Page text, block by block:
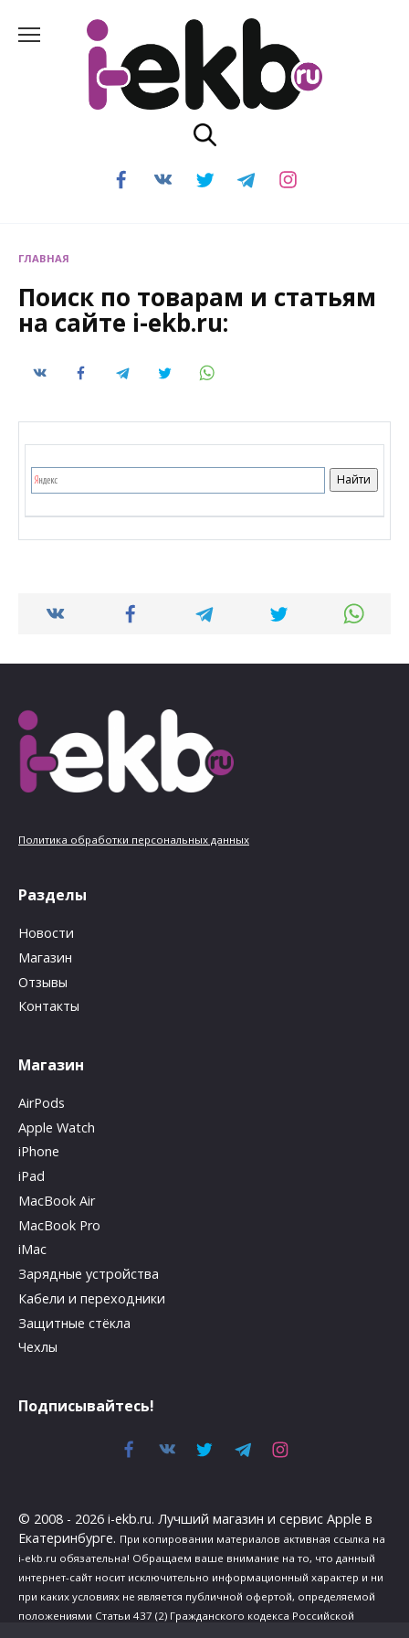
содержанию
ГЛАВНАЯ
Поиск по товарам и статьям
на сайте i-ekb.ru:
Политика обработки персональных данных
Разделы
Новости
Магазин
Отзывы
Контакты
Магазин
AirPods
Apple Watch
iPhone
iPad
MacBook Air
MacBook Pro
iMac
Зарядные устройства
Кабели и переходники
Защитные стёкла
Чехлы
Подписывайтесь!
© 2008 - 2026 i-ekb.ru. Лучший магазин и сервис Apple в
Екатеринбурге. При копировании материалов активная ссылка на
i-ekb.ru обязательна! Обращаем ваше внимание на то, что данный
интернет-сайт носит исключительно информационный характер и ни
при каких условиях не является публичной офертой, определяемой
положениями Статьи 437 (2) Гражданского кодекса Российской